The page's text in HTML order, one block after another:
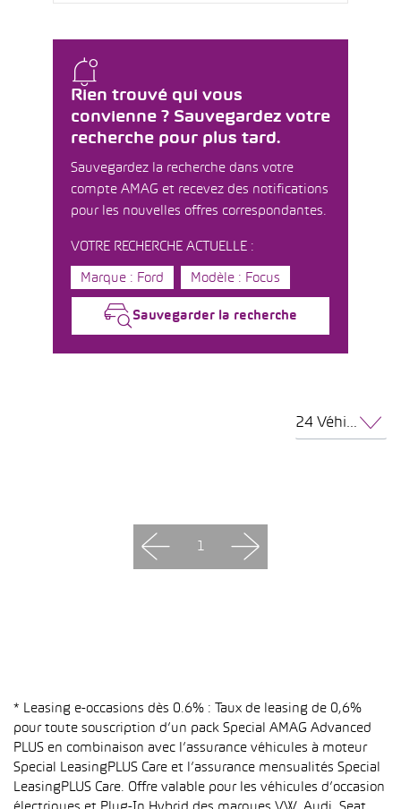
Rien trouvé qui vous
convienne ? Sauvegardez votre
recherche pour plus tard.
Sauvegardez la recherche dans votre
compte AMAG et recevez des notifications
pour les nouvelles offres correspondantes.
VOTRE RECHERCHE ACTUELLE :
Marque : Ford Modèle : Focus
Sauvegarder la recherche
24 Véhicules par page
1
* Leasing e-occasions dès 0.6% : Taux de leasing de 0,6%
pour toute souscription d’un pack Special AMAG Advanced
PLUS en combinaison avec l’assurance véhicules à moteur
Special LeasingPLUS Care et l’assurance mensualités Special
LeasingPLUS Care. Offre valable pour les véhicules d’occasion